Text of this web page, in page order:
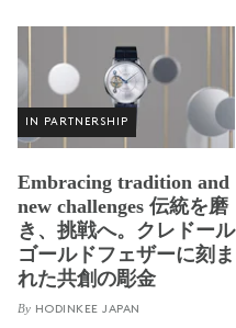
IN PARTNERSHIP
Embracing tradition and
new challenges 伝統を磨
き、挑戦へ。クレドール
ゴールドフェザーに刻ま
れた共創の彫金
By HODINKEE JAPAN